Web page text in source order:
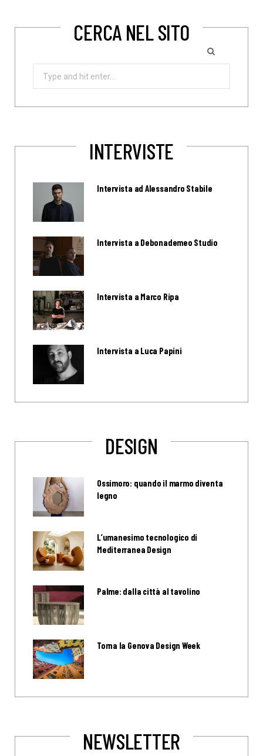
CERCA NEL SITO
INTERVISTE
Intervista ad Alessandro Stabile
Intervista a Debonademeo Studio
Intervista a Marco Ripa
Intervista a Luca Papini
DESIGN
Ossimoro: quando il marmo diventa
legno
L’umanesimo tecnologico di
Mediterranea Design
Palme: dalla città al tavolino
Torna la Genova Design Week
NEWSLETTER